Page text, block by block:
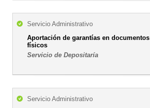
Servicio Administrativo
Aportación de garantías en documentos
físicos
Servicio de Depositaría
Servicio Administrativo